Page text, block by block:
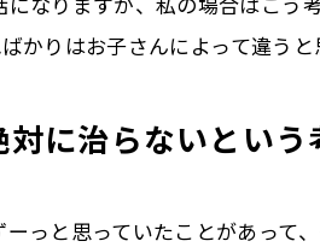
かりはお子さんによって違うと
に治らないとい
っと思っていたことがあって